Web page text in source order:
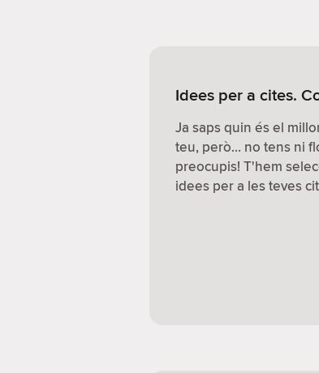
Idees per a cites.
Ja saps quin és el
teu, però… no tens ni
preocupis! T'hem
idees per a les teves